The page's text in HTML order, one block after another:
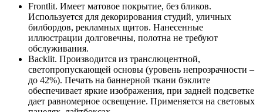
Frontlit. Имеет матовое покрытие, без бликов.
Используется для декорирования студий, уличных
билбордов, рекламных щитов. Нанесенные
иллюстрации долговечны, полотна не требуют
обслуживания.
Backlit. Производится из транслюцентной,
светопропускающей основы (уровень непрозрачности –
до 42%). Печать на баннерной ткани бэклите
обеспечивает яркие изображения, при задней подсветке
дает равномерное освещение. Применяется на световых